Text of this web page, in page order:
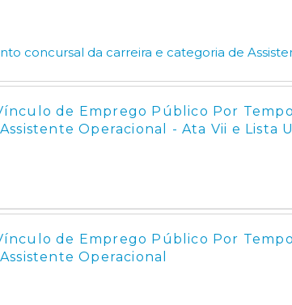
concursal da carreira e categoria de
de Emprego Público Por
Operacional - Ata Vii e Lista
de Emprego Público Por
Operacional